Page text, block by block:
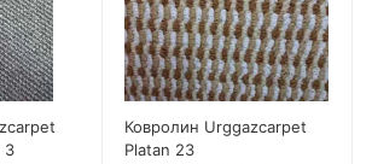
3
Ковролин Urggazcarpet
Platan 23